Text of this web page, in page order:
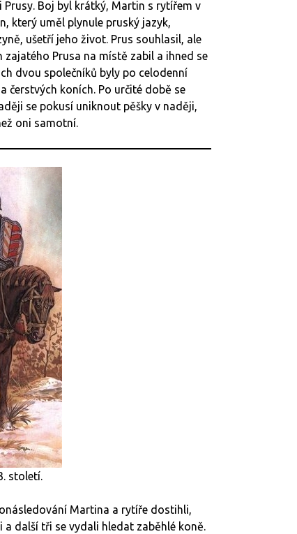
Prusy. Boj byl krátký, Martin s rytířem v
který uměl plynule pruský jazyk,
ušetří jeho život. Prus souhlasil, ale
Prusa na místě zabil a ihned se
dvou společníků byly po celodenní
čerstvých koních. Po určité době se
se pokusí uniknout pěšky v naději,
oni samotní.
století.
Martina a rytíře dostihli,
a další tři se vydali hledat zaběhlé koně.